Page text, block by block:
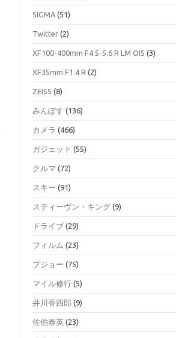
SIGMA (51)
Twitter (2)
XF100-400mm F4.5-5.6 R LM OIS (3)
XF35mm F1.4 R (2)
ZEISS (8)
みんぽす (136)
カメラ (466)
ガジェット (55)
クルマ (72)
スキー (91)
スティーヴン・キング (9)
ドライブ (29)
フィルム (23)
プジョー (75)
マイル修行 (5)
井川香四郎 (9)
佐伯泰英 (23)